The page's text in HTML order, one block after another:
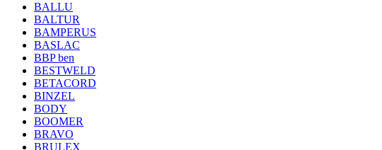
BALLU
BALTUR
BAMPERUS
BASLAC
BBP ben
BESTWELD
BETACORD
BINZEL
BODY
BOOMER
BRAVO
BRULEX